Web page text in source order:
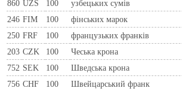
860 UZS 100 узбецьких сумів
246 FIM 100 фiнських марок
250 FRF 100 французьких франкiв
203 CZK 100 Чеська крона
752 SEK 100 Шведська крона
756 CHF 100 Швейцарський франк